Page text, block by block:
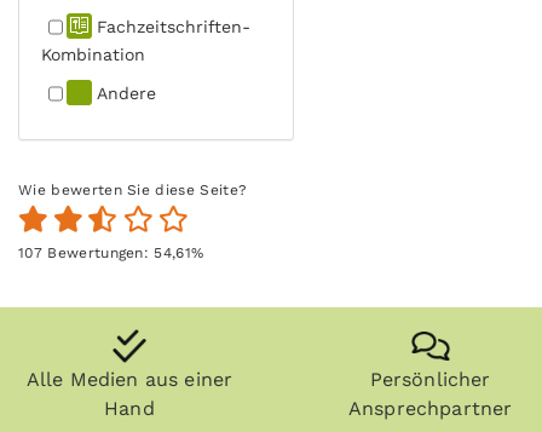
Fachzeit­schriften-
Kombination
Andere
Wie bewerten Sie diese Seite?
107Bewertungen: 54,61%
Alle Medien aus einer
Hand
Persönlicher
Ansprechpartner